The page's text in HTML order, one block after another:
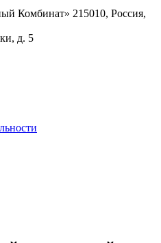
Комбинат» 215010, Россия,
д. 5